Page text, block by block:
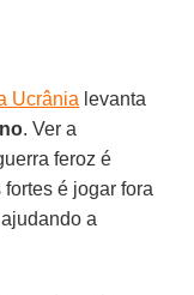
Ucrânia levanta
. Ver a
feroz é
é jogar fora
a